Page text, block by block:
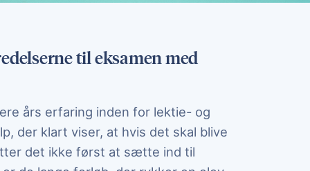
til eksamen med
års erfaring inden for lektie- og
der klart viser, at hvis det skal blive
det ikke først at sætte ind til